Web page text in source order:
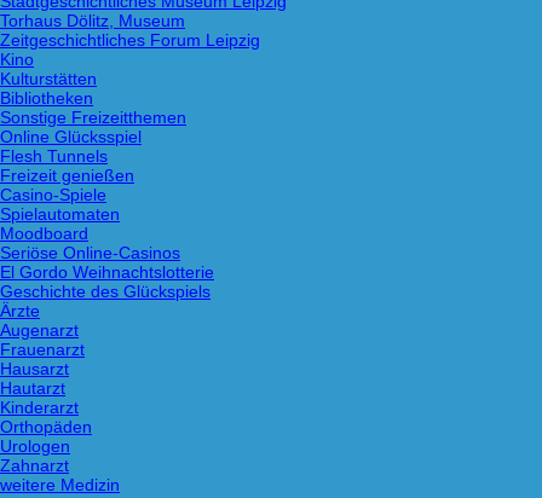
Torhaus Dölitz, Museum
Zeitgeschichtliches Forum Leipzig
Kino
Kulturstätten
Bibliotheken
Sonstige Freizeitthemen
Online Glücksspiel
Flesh Tunnels
Freizeit genießen
Casino-Spiele
Spielautomaten
Moodboard
Seriöse Online-Casinos
El Gordo Weihnachtslotterie
Geschichte des Glückspiels
Ärzte
Augenarzt
Frauenarzt
Hausarzt
Hautarzt
Kinderarzt
Orthopäden
Urologen
Zahnarzt
weitere Medizin